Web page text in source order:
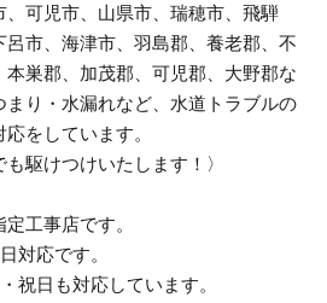
、可児市、山県市、瑞穂市、飛騨
市、海津市、羽島郡、養老郡、不
巣郡、加茂郡、可児郡、大野郡な
まり・水漏れなど、水道トラブルの
をしています。
も駆けつけいたします！〉
工事店です。
対応です。
祝日も対応しています。